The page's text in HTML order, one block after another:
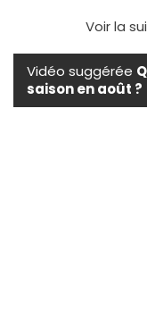
Voir la
Vidéo suggérée
saison en août ?